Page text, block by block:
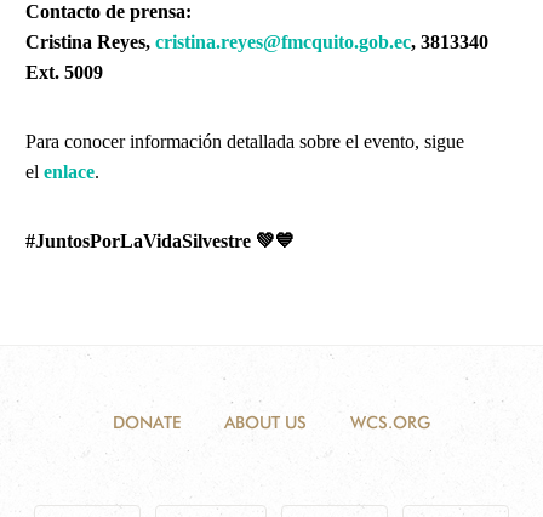
Contacto de prensa:
Cristina Reyes, cristina.reyes@fmcquito.gob.ec, 3813340
Ext. 5009
Para conocer información detallada sobre el evento, sigue
el enlace.
#JuntosPorLaVidaSilvestre 💚💙
DONATE ABOUT US WCS.ORG